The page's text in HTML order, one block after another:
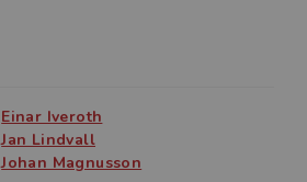
Einar Iveroth
Jan Lindvall
Johan Magnusson